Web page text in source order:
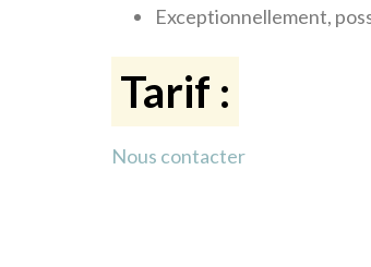
Exceptionnellement,
Tarif :
Nous contacter